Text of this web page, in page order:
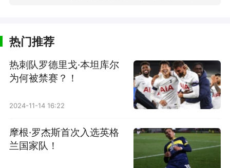
热门推荐
热刺队罗德里戈·本坦库尔
为何被禁赛？！
2024-11-14 16:22
摩根·罗杰斯首次入选英格
兰国家队！